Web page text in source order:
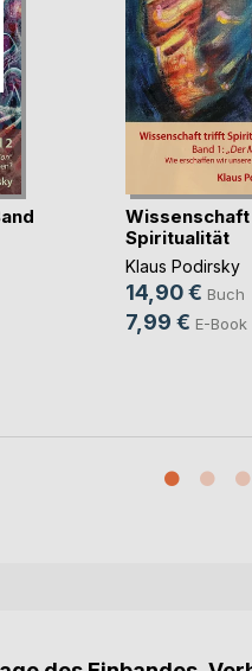
Spiritualität
Klaus Podirsky
14,90 € Buch
7,99 € E-Book